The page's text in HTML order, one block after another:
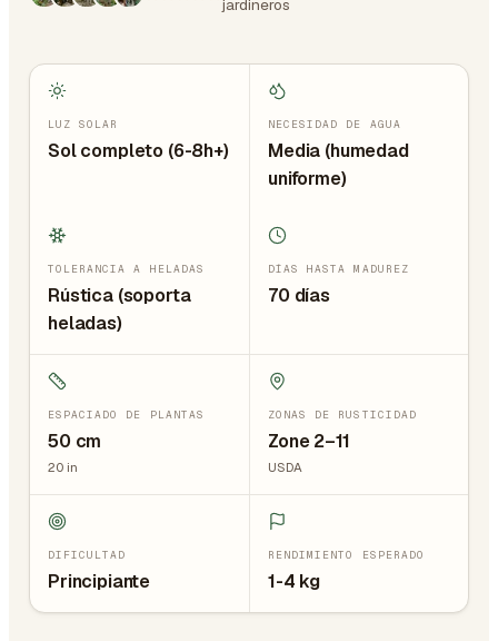
jardineros
LUZ SOLAR
Sol completo (6-8h+)
NECESIDAD DE AGUA
Media (humedad
uniforme)
TOLERANCIA A HELADAS
Rústica (soporta
heladas)
DÍAS HASTA MADUREZ
70 días
ESPACIADO DE PLANTAS
50 cm
20 in
ZONAS DE RUSTICIDAD
Zone 2–11
USDA
DIFICULTAD
Principiante
RENDIMIENTO ESPERADO
1-4 kg